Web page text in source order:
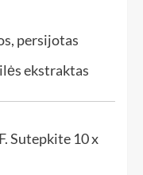
persijotas
ekstraktas
Sutepkite 10 x